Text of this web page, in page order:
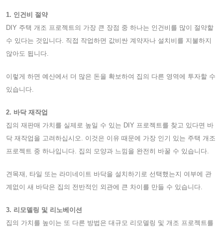
1. 인건비 절약
DIY 주택 개조 프로젝트의 가장 큰 장점 중 하나는 인건비를 많이 절약할
수 있다는 것입니다. 직접 작업하면 값비싼 계약자나 설치비를 지불하지
않아도 됩니다.
이렇게 하면 예산에서 더 많은 돈을 확보하여 집의 다른 영역에 투자할 수
있습니다.
2. 바닥 재작업
집의 재판매 가치를 실제로 높일 수 있는 DIY 프로젝트를 찾고 있다면 바
닥 재작업을 고려하십시오. 이것은 이유 때문에 가장 인기 있는 주택 개조
프로젝트 중 하나입니다. 집의 모양과 느낌을 완전히 바꿀 수 있습니다.
견목재, 타일 또는 라미네이트 바닥을 설치하기로 선택했는지 여부에 관
계없이 새 바닥은 집의 전반적인 외관에 큰 차이를 만들 수 있습니다.
3. 리모델링 및 리노베이션
집의 가치를 높이는 또 다른 방법은 대규모 리모델링 및 개조 프로젝트를